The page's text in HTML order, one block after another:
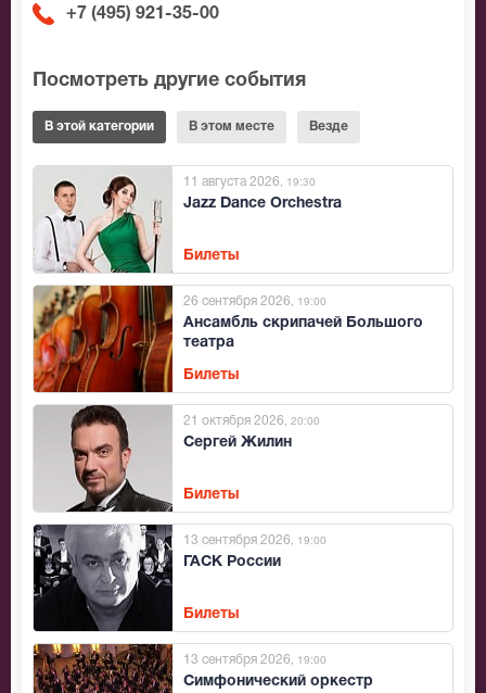
+7 (495) 921-35-00
Посмотреть другие события
В этой категории В этом месте Везде
Jazz Dance Orchestra
11 августа 2026 , 19:30
Билеты
Ансамбль скрипачей Большого
театра
26 сентября 2026 , 19:00
Билеты
Сергей Жилин
21 октября 2026 , 20:00
Билеты
ГАСК России
13 сентября 2026 , 19:00
Билеты
Симфонический оркестр
13 сентября 2026 , 19:00